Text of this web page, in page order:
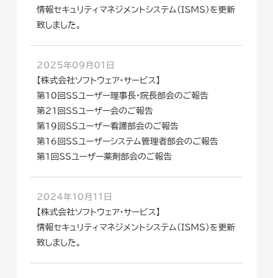
情報セキュリティマネジメントシステム（ISMS）を更新
致しました。
2025年09月01日
【株式会社ソフトウェア・サービス】
第10回SSユーザー理事長・院長部会のご報告
第21回SSユーザー会のご報告
第19回SSユーザー看護部会のご報告
第16回SSユーザーシステム管理者部会のご報告
第1回SSユーザー薬剤部会のご報告
2024年10月11日
【株式会社ソフトウェア・サービス】
情報セキュリティマネジメントシステム（ISMS）を更新
致しました。